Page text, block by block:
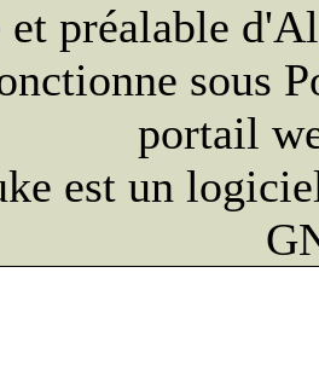
et préalable
sous
portail
est un